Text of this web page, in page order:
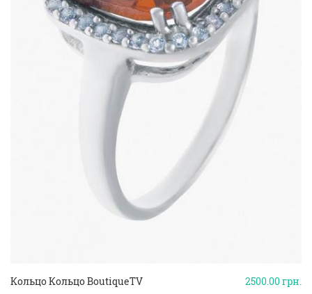
2500.00грн.
Кольцо Кольцо BoutiqueTV